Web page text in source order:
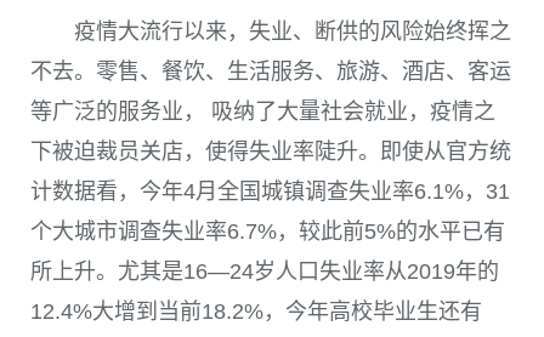
疫情大流行以来，失业、断供的风险始终挥之
不去。零售、餐饮、生活服务、旅游、酒店、客运
等广泛的服务业， 吸纳了大量社会就业，疫情之
下被迫裁员关店，使得失业率陡升。即使从官方统
计数据看，今年4月全国城镇调查失业率6.1%， 31
个大城市调查失业率6.7%，较此前5%的水平已有
所上升。尤其是16—24岁人口失业率从2019年的
12.4%大增到当前18.2%，今年高校毕业生还有